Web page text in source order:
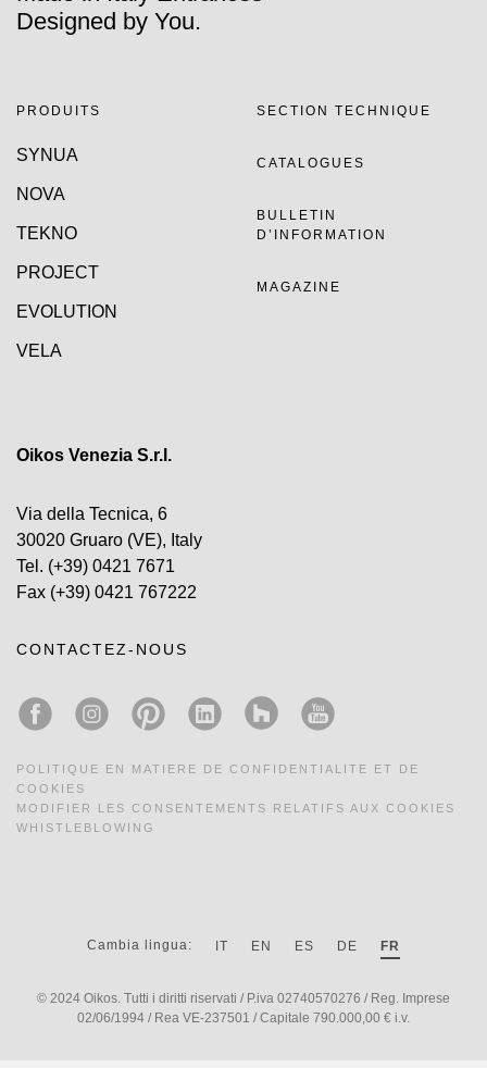
Designed by You.
PRODUITS
SYNUA
NOVA
TEKNO
PROJECT
EVOLUTION
VELA
SECTION TECHNIQUE
CATALOGUES
BULLETIN
D’INFORMATION
MAGAZINE
Oikos Venezia S.r.l.
Via della Tecnica, 6
30020 Gruaro (VE), Italy
Tel. (+39) 0421 7671
Fax (+39) 0421 767222
CONTACTEZ-NOUS
POLITIQUE EN MATIERE DE CONFIDENTIALITE ET DE
COOKIES
MODIFIER LES CONSENTEMENTS RELATIFS AUX COOKIES
WHISTLEBLOWING
Cambia lingua: IT EN ES DE FR
© 2024 Oikos. Tutti i diritti riservati / P.iva 02740570276 / Reg. Imprese
02/06/1994 / Rea VE-237501 / Capitale 790.000,00 € i.v.